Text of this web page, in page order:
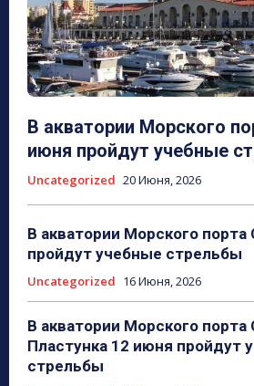
В акватории Морского
июня пройдут учебные
Uncategorized 20 Июня, 2026
В акватории Морского
пройдут учебные стрельбы
Uncategorized 16 Июня, 2026
В акватории Морского порта
Пластунка 12 июня пройдут
стрельбы